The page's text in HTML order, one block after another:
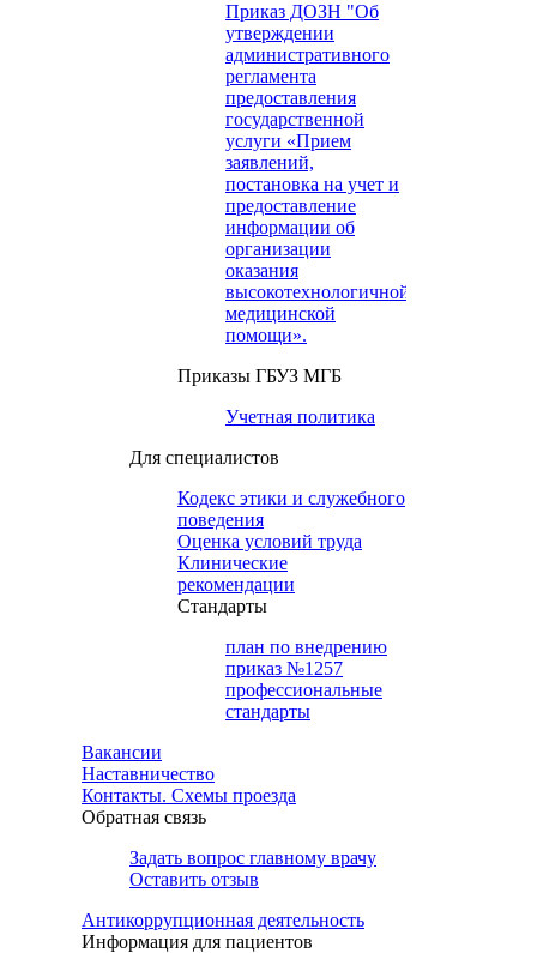
Приказ ДОЗН "Об
утверждении
административного
регламента
предоставления
государственной
услуги «Прием
заявлений,
постановка на учет и
предоставление
информации об
организации
оказания
высокотехнологичной
медицинской
помощи».
Приказы ГБУЗ МГБ
Учетная политика
Для специалистов
Кодекс этики и служебного
поведения
Оценка условий труда
Клинические
рекомендации
Cтандарты
план по внедрению
приказ №1257
профессиональные
стандарты
Вакансии
Наставничество
Контакты. Схемы проезда
Обратная связь
Задать вопрос главному врачу
Оставить отзыв
Антикоррупционная деятельность
Информация для пациентов